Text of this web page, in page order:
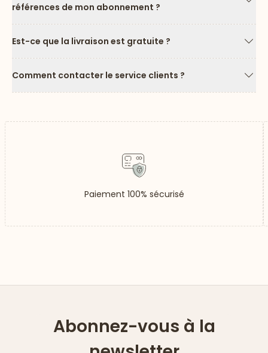
références de mon abonnement ?
Est-ce que la livraison est gratuite ?
Comment contacter le service clients ?
Paiement 100% sécurisé
Abonnez-vous à la